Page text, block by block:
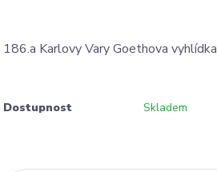
186.a Karlovy Vary Goethova vyhlídka
Dostupnost Skladem